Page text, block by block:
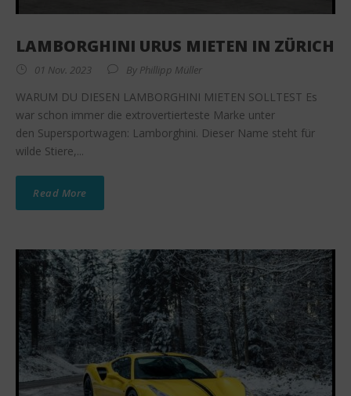
LAMBORGHINI URUS MIETEN IN ZÜRICH
01 Nov. 2023 By Phillipp Müller
WARUM DU DIESEN LAMBORGHINI MIETEN SOLLTEST Es
war schon immer die extrovertierteste Marke unter
den Supersportwagen: Lamborghini. Dieser Name steht für
wilde Stiere,...
Read More